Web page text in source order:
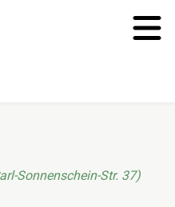
Sonnenschein-Str. 37)